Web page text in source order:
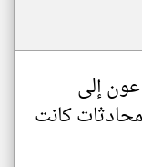
إلى
كانت